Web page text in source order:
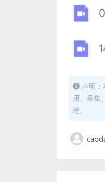
声明：
用、采集
理。